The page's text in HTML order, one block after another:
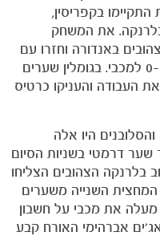
בקפריסין,
את המשחק
באנדורה וחזרו עם
שער חוץ של ראדה פריצה שקבע 0-1 למכבי. בגומלין שערים
העבודה והעניקו כרטיס
היו אלה
דרמטי בשניות הסיום
בלרנקה הצהובים הצליחו
1-2 בפתיחת המחצית השנייה משערים
מעלה את מכבי על חשבון
אברהימי האורח קבע